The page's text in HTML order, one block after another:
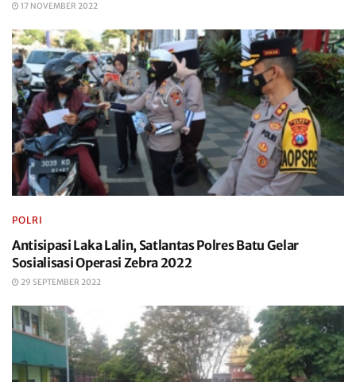
17 NOVEMBER 2022
POLRI
Antisipasi Laka Lalin, Satlantas Polres Batu Gelar
Sosialisasi Operasi Zebra 2022
29 SEPTEMBER 2022